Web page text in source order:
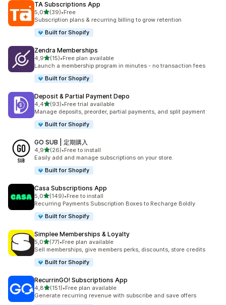
TA Subscriptions App
5,0av 5 stjerner
(39)
Totalt 39 omtaler
•Free
Subscription plans & recurring billing to grow retention
Built for Shopify
Zendra Memberships
4,9av 5 stjerner
(15)
Totalt 15 omtaler
•Free plan available
Launch a membership program in minutes - no transaction fees
Built for Shopify
Deposit & Partial Payment Depo
4,4av 5 stjerner
(93)
Totalt 93 omtaler
•Free trial available
Manage deposits, preorder, partial payments, and split payment
Built for Shopify
GO SUB | 定期購入
4,9av 5 stjerner
(26)
Totalt 26 omtaler
•Free to install
Easily add and manage subscriptions on your store.
Built for Shopify
Casa Subscriptions App
5,0av 5 stjerner
(149)
Totalt 149 omtaler
•Free to install
Recurring Payments Subscription Boxes to Recharge Boldly
Built for Shopify
Simplee Memberships & Loyalty
5,0av 5 stjerner
(77)
Totalt 77 omtaler
•Free plan available
Sell memberships, give members perks, discounts, store credits
Built for Shopify
RecurrinGO! Subscriptions App
4,8av 5 stjerner
(151)
Totalt 151 omtaler
•Free plan available
Generate recurring revenue with subscribe and save offers